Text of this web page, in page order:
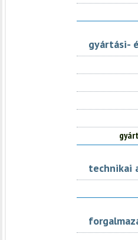
gyártási-
technikai